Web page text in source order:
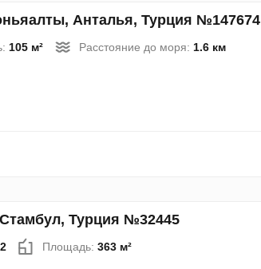
Анталья, Турция №147674
105 м² Расстояние до моря: 1.6 км
Турция №32445
2 Площадь: 363 м²